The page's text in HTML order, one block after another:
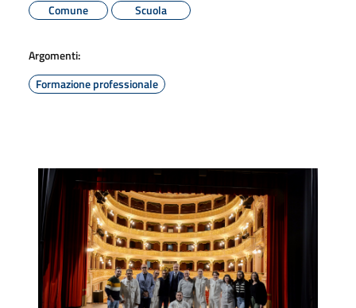
Comune
Scuola
Argomenti:
Formazione professionale